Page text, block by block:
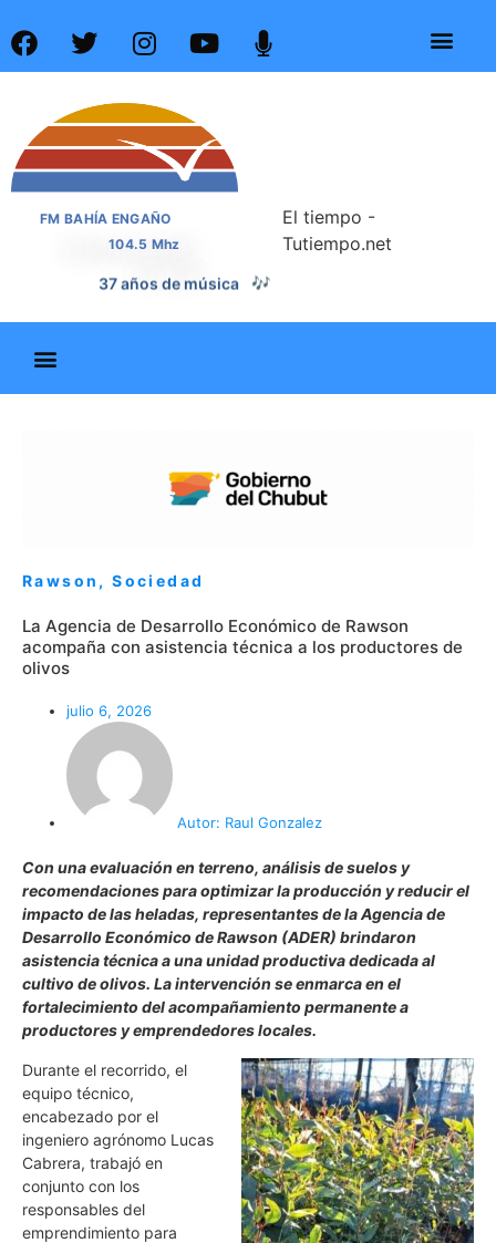
FM BAHÍA ENGAÑO
104.5 Mhz
37 años de noticias 📰
El tiempo -
Tutiempo.net
Rawson ,Sociedad
La Agencia de Desarrollo Económico de Rawson
acompaña con asistencia técnica a los productores de
olivos
julio 6, 2026
Autor: Raul Gonzalez
Con una evaluación en terreno, análisis de suelos y
recomendaciones para optimizar la producción y reducir el
impacto de las heladas, representantes de la Agencia de
Desarrollo Económico de Rawson (ADER) brindaron
asistencia técnica a una unidad productiva dedicada al
cultivo de olivos. La intervención se enmarca en el
fortalecimiento del acompañamiento permanente a
productores y emprendedores locales.
Durante el recorrido, el
equipo técnico,
encabezado por el
ingeniero agrónomo Lucas
Cabrera, trabajó en
conjunto con los
responsables del
emprendimiento para